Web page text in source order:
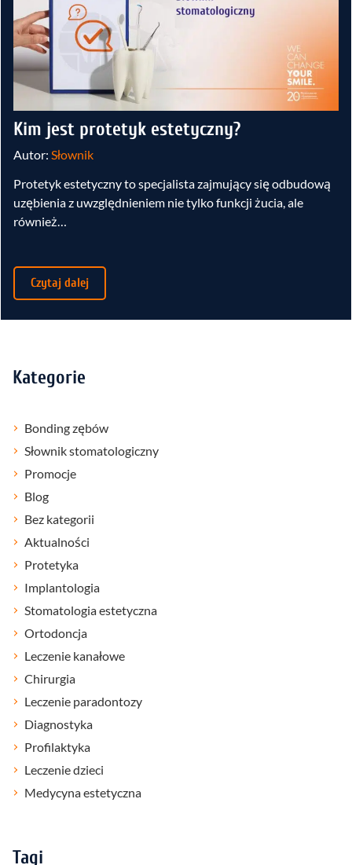
Kim jest protetyk estetyczny?
Autor: Słownik
Protetyk estetyczny to specjalista zajmujący się odbudową
uzębienia z uwzględnieniem nie tylko funkcji żucia, ale
również…
Czytaj dalej
Kategorie
Bonding zębów
Słownik stomatologiczny
Promocje
Blog
Bez kategorii
Aktualności
Protetyka
Implantologia
Stomatologia estetyczna
Ortodoncja
Leczenie kanałowe
Chirurgia
Leczenie paradontozy
Diagnostyka
Profilaktyka
Leczenie dzieci
Medycyna estetyczna
Tagi